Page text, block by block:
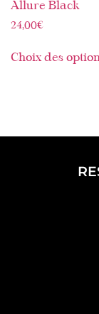
Allure Black
24,00€
Choix des